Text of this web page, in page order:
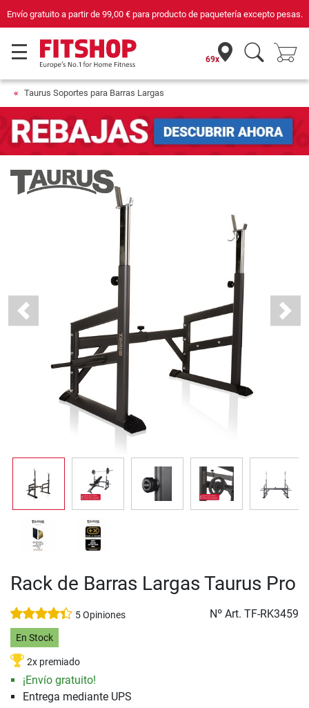
Compra con seguridad en Fitshop, comercio con sello de Confianza Online.
69x
Taurus Soportes para Barras Largas
Previous Next
Rack de Barras Largas Taurus Pro
5 Opiniones Nº Art. TF-RK3459
En Stock
2x premiado
¡Envío gratuito!
Entrega mediante UPS